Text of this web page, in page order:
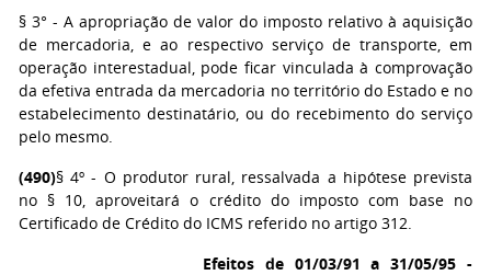
§ 3° - A apropriação de valor do imposto relativo à aquisição
de mercadoria, e ao respectivo serviço de transporte, em
operação interestadual, pode ficar vinculada à comprovação
da efetiva entrada da mercadoria no território do Estado e no
estabelecimento destinatário, ou do recebimento do serviço
pelo mesmo.
(490)§ 4º - O produtor rural, ressalvada a hipótese prevista
no § 10, aproveitará o crédito do imposto com base no
Certificado de Crédito do ICMS referido no artigo 312.
Efeitos de 01/03/91 a 31/05/95 -